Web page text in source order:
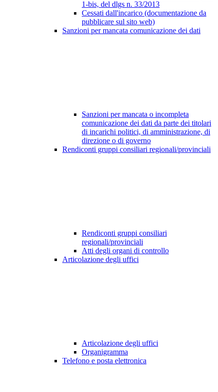
1-bis, del dlgs n. 33/2013
Cessati dall'incarico (documentazione da
pubblicare sul sito web)
Sanzioni per mancata comunicazione dei dati
Sanzioni per mancata o incompleta
comunicazione dei dati da parte dei titolari
di incarichi politici, di amministrazione, di
direzione o di governo
Rendiconti gruppi consiliari regionali/provinciali
Rendiconti gruppi consiliari
regionali/provinciali
Atti degli organi di controllo
Articolazione degli uffici
Articolazione degli uffici
Organigramma
Telefono e posta elettronica